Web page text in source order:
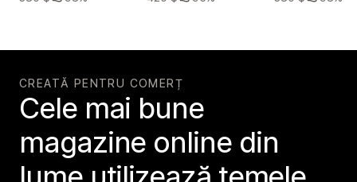
CREATĂ PENTRU COMERȚ
Cele mai bune
magazine online din